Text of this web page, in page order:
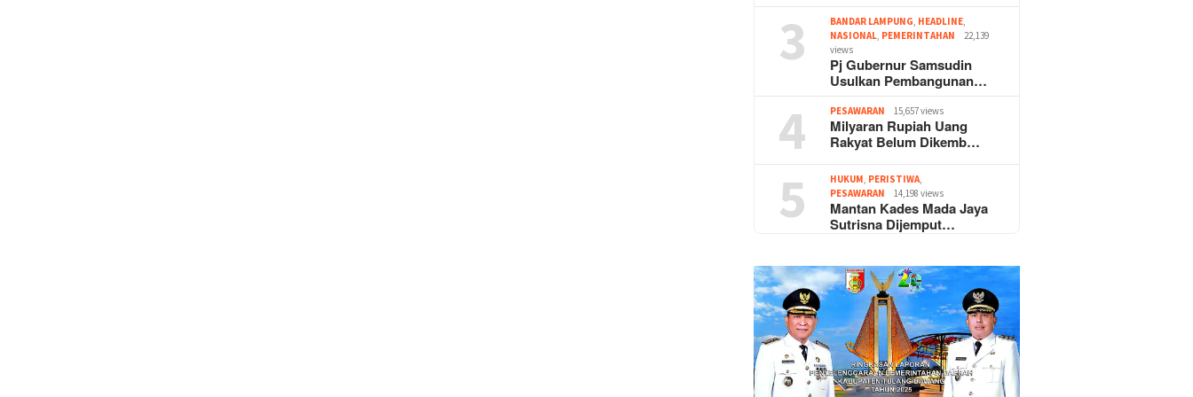
3 BANDAR LAMPUNG HEADLINE
NASIONAL PEMERINTAHAN
22,139
views
Pj Gubernur Samsudin
Usulkan Pembangunan…
4 PESAWARAN 15,657 views
Milyaran Rupiah Uang
Rakyat Belum Dikemb…
5 HUKUM PERISTIWA
PESAWARAN
14,198 views
Mantan Kades Mada Jaya
Sutrisna Dijemput…